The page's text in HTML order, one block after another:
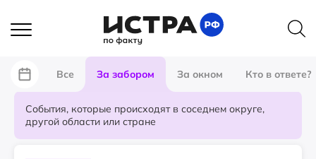
Все За забором За окном Кто в ответе?
События, которые происходят в соседнем округе,
другой области или стране